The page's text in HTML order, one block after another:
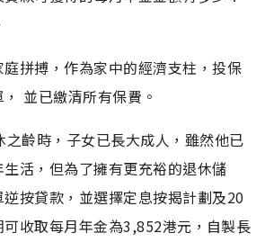
拼搏，作為家中的經濟支柱，投保
並已繳清所有保費。
齡時，子女已長大成人，雖然他已
活，但為了擁有更充裕的退休儲
按貸款，並選擇定息按揭計劃及20
收取每月年金為3,852港元，自製長